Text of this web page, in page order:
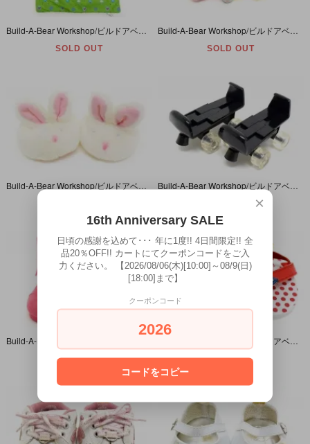
Build-A-Bear Workshop/ビルドアベアワークショップ・ぬいぐるみ・Clothing・コスチューム・Pillow & Blanket・枕と布団
SOLD OUT SOLD OUT
Build-A-Bear Workshop/ビルドアベアワークショップ・ぬいぐるみ・Clothing・コスチューム・着せ替え・Shoes/靴・Bunny Slippers/ウサギのスリッパ
SOLD OUT SOLD OUT
×
16th Anniversary SALE
日頃の感謝を込めて･･･ 年に1度!! 4日間限定!! 全
品20％OFF!! カートにてクーポンコードをご入
力ください。 【2026/08/06(木)[10:00]～08/9(日)
[18:00]まで】
クーポンコード
2026
コードをコピー